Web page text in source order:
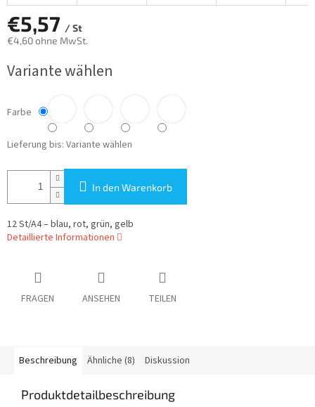
€5,57 / St
€4,60 ohne MwSt.
Variante wählen
Farbe
Lieferung bis: Variante wählen
In den Warenkorb
12 St/A4 – blau, rot, grün, gelb
Detaillierte Informationen
FRAGEN ANSEHEN TEILEN
Beschreibung Ähnliche (8) Diskussion
Produktdetailbeschreibung